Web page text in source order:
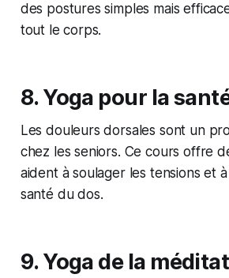
des postures simples mais
tout le corps.
8. Yoga pour la
Les douleurs dorsales sont un
chez les seniors. Ce cours offre
aident à soulager les tensions et
santé du dos.
9. Yoga de la